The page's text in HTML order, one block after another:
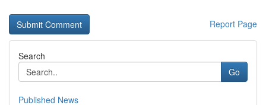
Report Page
Search
Go
Published News